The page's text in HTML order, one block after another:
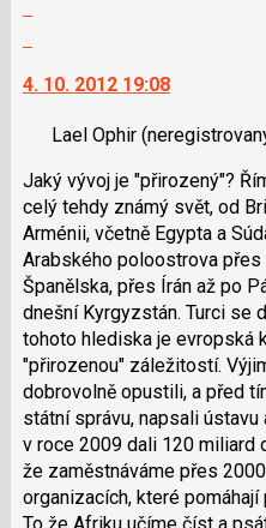
další
názor.
navigaci
lze
použít
i
klávesy
N
pro
následující
a
P
pro
předchozí
nový
4. 10. 2012 19:08
Lael Ophir
Jaký vývoj je "přirozený"?
celý tehdy známý svět, od
Arménii, včetně Egypta a
Arabského poloostrova
Španělska, přes Írán až po
dnešní Kyrgyzstán. Turci se
tohoto hlediska je evropská
"přirozenou" záležitostí.
dobrovolně opustili, a před
státní správu, napsali
v roce 2009 dali 120 miliard
že zaměstnáváme přes
organizacích, které